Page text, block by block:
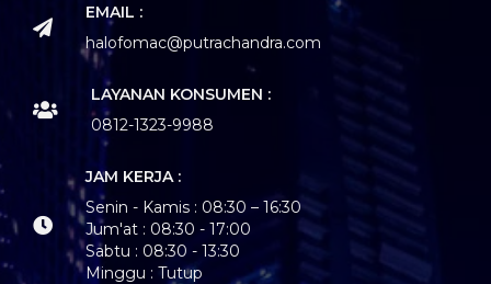
EMAIL :
halofomac@putrachandra.com
LAYANAN KONSUMEN :
0812-1323-9988
JAM KERJA :
Senin - Kamis : 08:30 – 16:30
Jum'at : 08:30 - 17:00
Sabtu : 08:30 - 13:30
Minggu : Tutup